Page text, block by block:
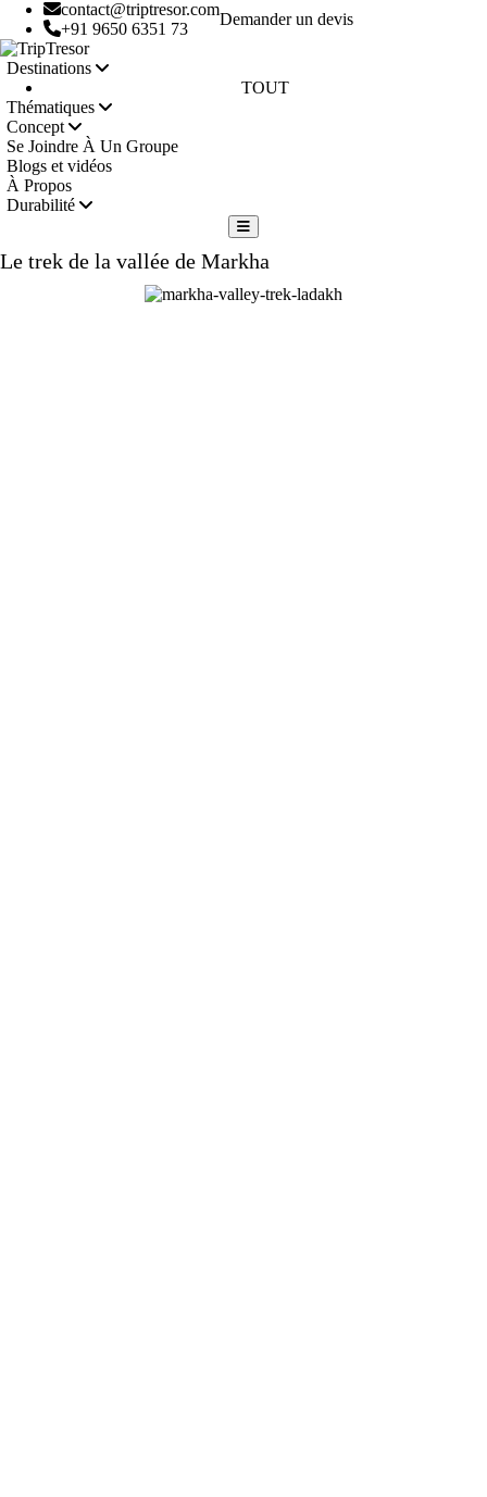
contact@triptresor.com
+91 9650 6351 73
Demander un devis
Destinations
TOUT
Thématiques
Concept
Se Joindre À Un Groupe
Blogs et vidéos
À Propos
Durabilité
Le trek de la vallée de Markha